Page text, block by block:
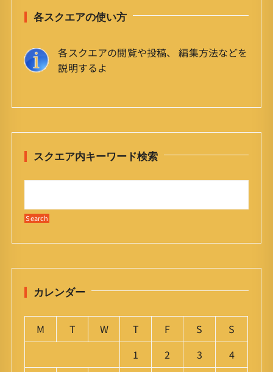
各スクエアの使い方
各スクエアの閲覧や投稿、 編集方法などを
説明するよ
スクエア内キーワード検索
カレンダー
M T W T F S
S
1
2 3
4